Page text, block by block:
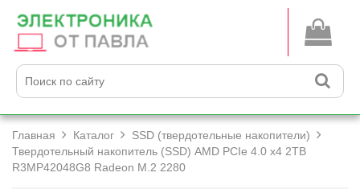
Главная Каталог
SSD (твердотельные накопители)
Твердотельный накопитель (SSD) AMD PCIe 4.0 x4 2TB
R3MP42048G8 Radeon M.2 2280